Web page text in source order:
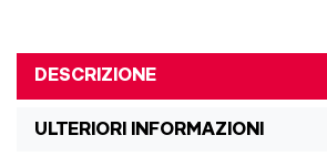
DESCRIZIONE
ULTERIORI INFORMAZIONI